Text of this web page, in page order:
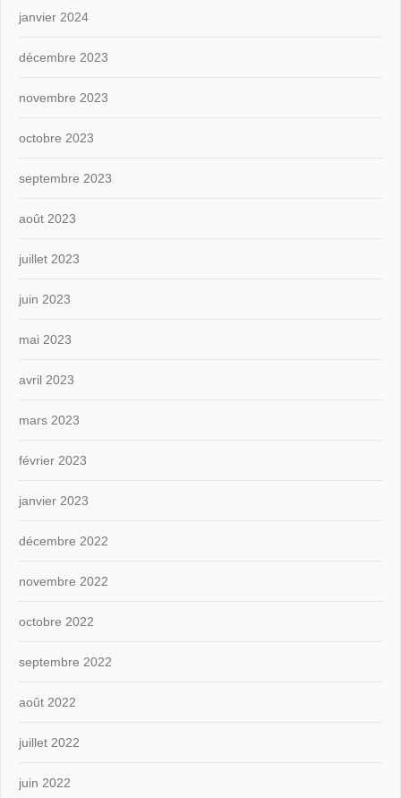
janvier 2024
décembre 2023
novembre 2023
octobre 2023
septembre 2023
août 2023
juillet 2023
juin 2023
mai 2023
avril 2023
mars 2023
février 2023
janvier 2023
décembre 2022
novembre 2022
octobre 2022
septembre 2022
août 2022
juillet 2022
juin 2022